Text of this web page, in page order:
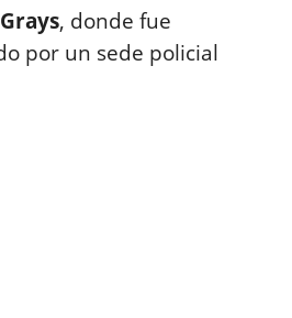
Grays, donde fue
por un sede policial